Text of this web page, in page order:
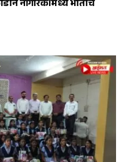
नागरिकांमध्ये भीतीचे